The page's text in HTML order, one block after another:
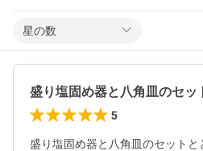
星の数
5
盛り塩固め器と八角皿のセット